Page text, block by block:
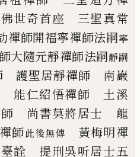
世奇首座 三聖真常
禪師開福寧禪師法嗣寧
大隨元靜禪師法嗣靜嗣
護聖居靜禪師 南巖
能仁紹悟禪師 土溪
尚書莫將居士
龍
師此後無傳
黃梅明禪
詮 提刑吳听居士五